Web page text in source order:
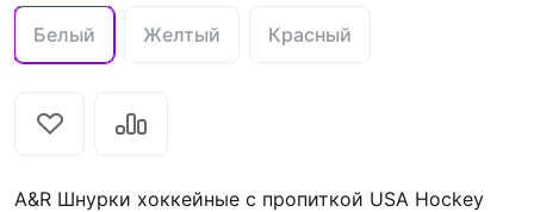
Белый Желтый Красный
A&R Шнурки хоккейные с пропиткой USA Hockey